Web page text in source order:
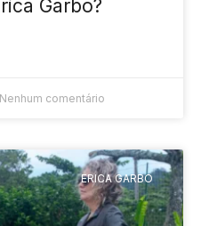
Garbo?
Nenhum comentário
ERICA GARBO